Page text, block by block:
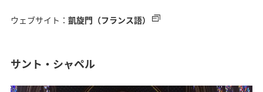
ウェブサイト： 凱旋門（フランス語）
サント・シャペル